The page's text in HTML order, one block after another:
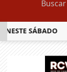
SÁBADO